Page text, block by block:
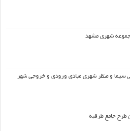
شهری مشهد
سیما و منظر شهری مبادی ورودی و خروجی شهر
طرح جامع طرقبه